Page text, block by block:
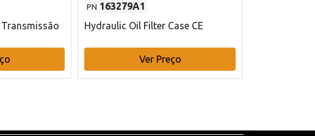
PN 163279A1
Hydraulic Oil Filter Case CE
Ver Preço